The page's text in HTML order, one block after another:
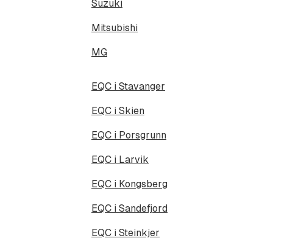
Suzuki
Mitsubishi
MG
EQC i Stavanger
EQC i Skien
EQC i Porsgrunn
EQC i Larvik
EQC i Kongsberg
EQC i Sandefjord
EQC i Steinkjer